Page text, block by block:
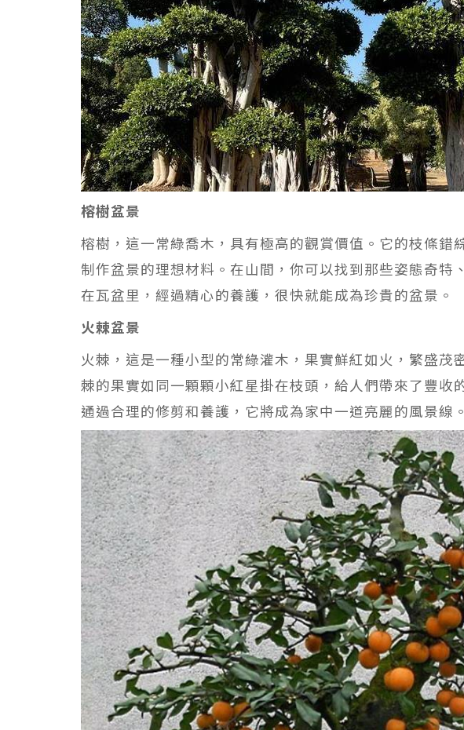
榕樹盆景
榕樹，這一常綠喬木，具有極高的觀賞價值。它的枝條錯
制作盆景的理想材料。在山間，你可以找到那些姿態奇特
在瓦盆里，經過精心的養護，很快就能成為珍貴的盆景。
火棘盆景
火棘，這是一種小型的常綠灌木，果實鮮紅如火，繁盛茂
棘的果實如同一顆顆小紅星掛在枝頭，給人們帶來了豐收
通過合理的修剪和養護，它將成為家中一道亮麗的風景線。